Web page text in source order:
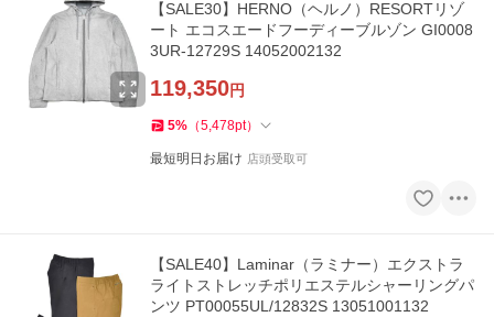
【SALE30】HERNO（ヘルノ）RESORTリゾ
ート エコスエードフーディーブルゾン GI0008
3UR-12729S 14052002132
119,350円
5% （5,478pt）
最短明日お届け 店頭受取可
【SALE40】Laminar（ラミナー）エクストラ
ライトストレッチポリエステルシャーリングパ
ンツ PT00055UL/12832S 13051001132